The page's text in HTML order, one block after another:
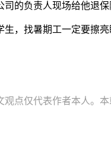
的负责人现场给他退
，找暑期工一定要擦
点仅代表作者本人。